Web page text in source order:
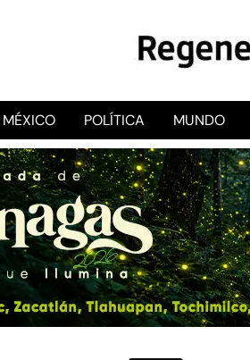
RegeneraciónMX
Sitio de noticias
MÉXICO POLÍTICA MUNDO